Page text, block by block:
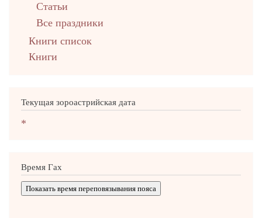
Статьи
Все праздники
Книги список
Книги
Текущая зороастрийская дата
*
Время Гах
Показать время переповязывания пояса